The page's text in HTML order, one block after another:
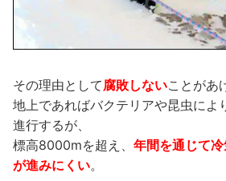
その理由として腐敗しないことがあ
地上であればバクテリアや昆虫によ
進行するが、
標高8000mを超え、 年間を通じて
が進みにくい。